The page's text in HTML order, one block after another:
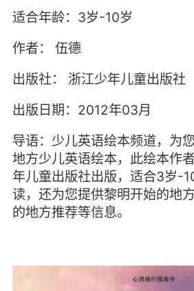
适合年龄：3岁-10岁
作者：
伍德
出版社：
浙江少年儿童出版社
出版日期：2012年03月
导语：少儿英语绘本频道，为
地方少儿英语绘本，此绘本作
年儿童出版社出版，适合3岁-
读，还为您提供黎明开始的地
的地方推荐等信息。